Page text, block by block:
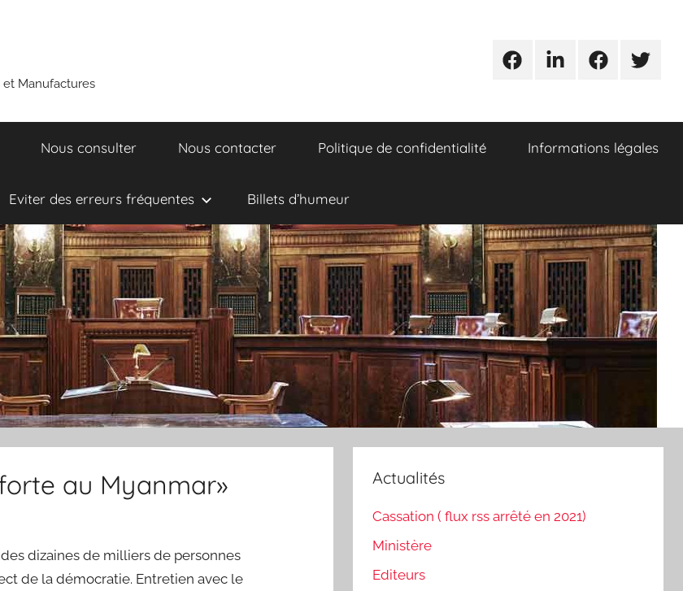
et Manufactures
UrgencesLinkedinFacebookTwitter
Nous consulter Nous contacter Politique de confidentialité Informations légales
Eviter des erreurs fréquentes Billets d’humeur
au Myanmar»
dizaines de milliers de personnes
de la démocratie. Entretien avec le
Actualités
Cassation ( flux rss arrêté en 2021)
Ministère
Editeurs